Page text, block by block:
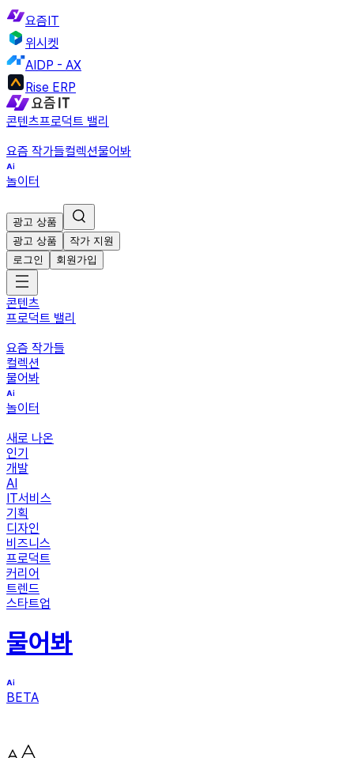
요즘IT
위시켓
AIDP - AX
Rise ERP
콘텐츠프로덕트 밸리
요즘 작가들컬렉션물어봐
놀이터
광고 상품
광고 상품
작가 지원
로그인
회원가입
콘텐츠
프로덕트 밸리
요즘 작가들
컬렉션
물어봐
놀이터
새로 나온
인기
개발
AI
IT서비스
기획
디자인
비즈니스
프로덕트
커리어
트렌드
스타트업
물어봐
BETA